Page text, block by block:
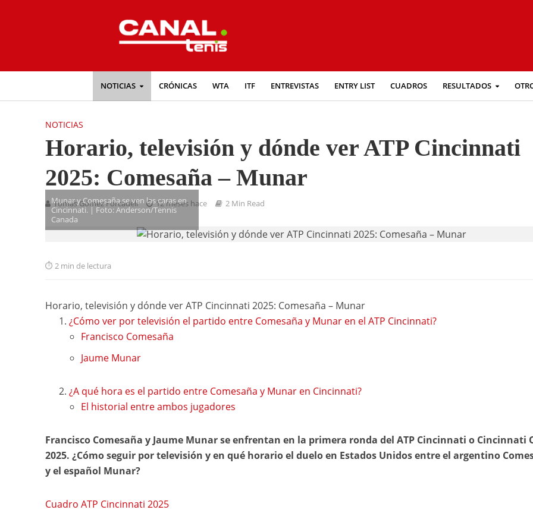
NOTICIAS CRÓNICAS WTA ITF ENTREVISTAS ENTRY LIST CUADROS RESULTADOS
NOTICIAS
Horario, televisión y dónde ver ATP Cincinnati
2025: Comesaña – Munar
Tomás Gómez Forcadell 12 meses hace 2 Min Read
Munar y Comesaña se ven las caras en
Cincinnati. | Foto: Anderson/Tennis
Canada
2 min de lectura
Horario, televisión y dónde ver ATP Cincinnati 2025: Comesaña – Munar
¿Cómo ver por televisión el partido entre Comesaña y Munar en el ATP Cincinnati?
Francisco Comesaña
Jaume Munar
¿A qué hora es el partido entre Comesaña y Munar en Cincinnati?
El historial entre ambos jugadores
Francisco Comesaña y Jaume Munar se enfrentan en la primera ronda del ATP Cincinnati o Cincinnati
2025. ¿Cómo seguir por televisión y en qué horario el duelo en Estados Unidos entre el argentino
y el español Munar?
Cuadro ATP Cincinnati 2025